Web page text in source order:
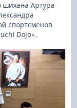
шихана Артура
спортсменов
Dojo».